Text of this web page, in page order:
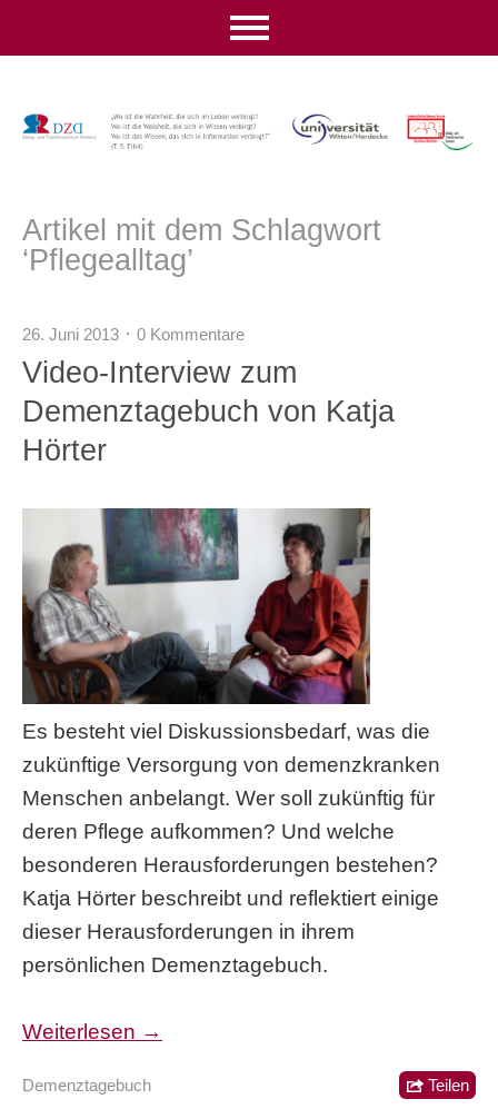
Artikel mit dem Schlagwort
‘Pflegealltag’
26. Juni 2013 0 Kommentare
Video-Interview zum
Demenztagebuch von Katja
Hörter
Es besteht viel Diskussionsbedarf, was die
zukünftige Versorgung von demenzkranken
Menschen anbelangt. Wer soll zukünftig für
deren Pflege aufkommen? Und welche
besonderen Herausforderungen bestehen?
Katja Hörter beschreibt und reflektiert einige
dieser Herausforderungen in ihrem
persönlichen Demenztagebuch.
Weiterlesen →
Demenztagebuch Teilen